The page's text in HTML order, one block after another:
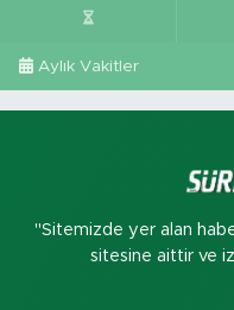
Aylık Vakitler
"Sitemizde yer alan
sitesine aittir ve